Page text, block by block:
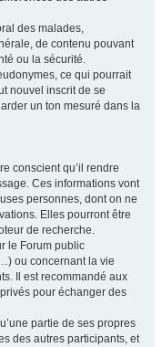
des malades,
de contenu pouvant
ou la sécurité.
ce qui pourrait
nouvel inscrit de se
un ton mesuré dans la
conscient qu’il rendre
Ces informations vont
personnes, dont on ne
Elles pourront être
de recherche.
le Forum public
ou concernant la vie
Il est recommandé aux
pour échanger des
partie de ses propres
des autres participants, et